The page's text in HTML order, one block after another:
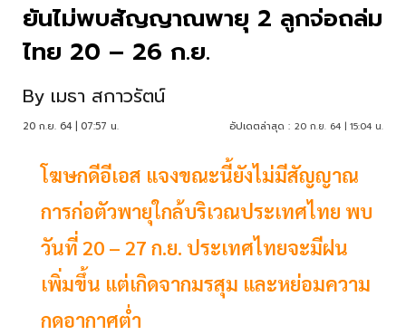
ยันไม่พบสัญญาณพายุ 2 ลูกจ่อถล่ม
ไทย 20 – 26 ก.ย.
By เมธา สกาวรัตน์
20 ก.ย. 64 | 07:57 น. อัปเดตล่าสุด : 20 ก.ย. 64 | 15:04 น.
โฆษกดีอีเอส แจงขณะนี้ยังไม่มีสัญญาณ
การก่อตัวพายุใกล้บริเวณประเทศไทย พบ
วันที่ 20 – 27 ก.ย. ประเทศไทยจะมีฝน
เพิ่มขึ้น แต่เกิดจากมรสุม และหย่อมความ
กดอากาศต่ำ